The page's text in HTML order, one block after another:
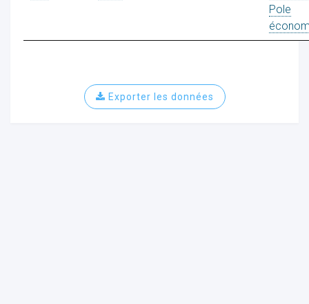
Pole
Exporter les données